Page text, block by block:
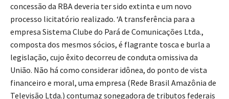
concessão da RBA deveria ter sido extinta e um novo
processo licitatório realizado. ‘A transferência para a
empresa Sistema Clube do Pará de Comunicações Ltda.,
composta dos mesmos sócios, é flagrante tosca e burla a
legislação, cujo êxito decorreu de conduta omissiva da
União. Não há como considerar idônea, do ponto de vista
financeiro e moral, uma empresa (Rede Brasil Amazônia de
Televisão Ltda.) contumaz sonegadora de tributos federais